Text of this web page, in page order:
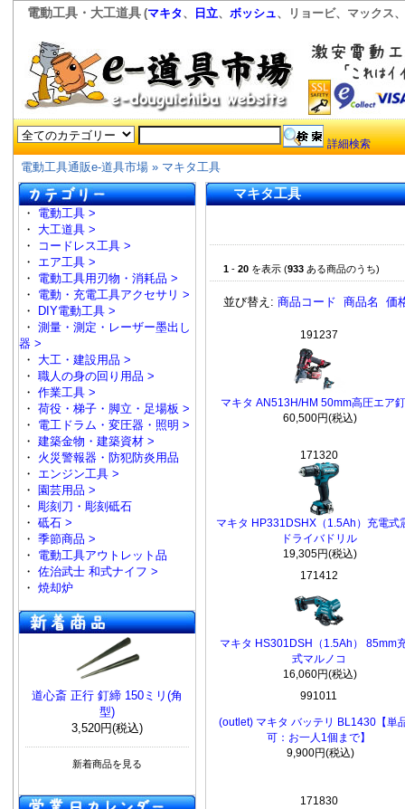
電動工具・大工道具 (マキタ、 日立、 ボッシュ、リョービ、マックス
詳細検索
電動工具通販e-道具市場 » マキタ工具
・ 電動工具 >
・ 大工道具 >
・
コードレス工具 >
・ エア工具 >
・ 電動工具用刃物・消耗品 >
・ 電動・充電工具アクセサリ >
・
DIY電動工具 >
・ 測量・測定・レーザー墨出し
器 >
・ 大工・建設用品 >
・ 職人の身の回り用品 >
・ 作業工具 >
・ 荷役・梯子・脚立・足場板 >
・ 電工ドラム・変圧器・照明 >
・ 建築金物・建築資材 >
・ 火災警報器・防犯防炎用品
・ エンジン工具 >
・ 園芸用品 >
・ 彫刻刀・彫刻砥石
・ 砥石 >
・ 季節商品 >
・ 電動工具アウトレット品
・ 佐治武士 和式ナイフ >
・ 焼却炉
道心斎 正行 釘締 150ミリ(角
型)
3,520円(税込)
新着商品を見る
マキタ工具
1 - 20 を表示 (933 ある商品のうち)
並び替え: 商品コード 商品名 価
191237
マキタ AN513H/HM 50mm高圧エア
60,500円(税込)
171320
マキタ HP331DSHX（1.5Ah）充電式
ドライバドリル
19,305円(税込)
171412
マキタ HS301DSH（1.5Ah） 85mm
式マルノコ
16,060円(税込)
991011
(outlet) マキタ バッテリ BL1430【単
可：お一人1個まで】
9,900円(税込)
171830